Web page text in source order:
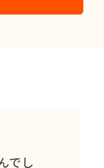
でし